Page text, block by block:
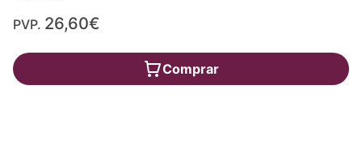
PVP. 26,60€
Comprar